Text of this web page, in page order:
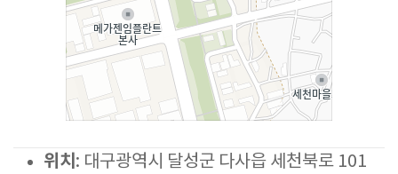
위치 : 대구광역시 달성군 다사읍 세천북로 101